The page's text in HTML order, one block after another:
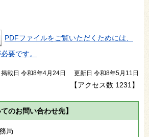
PDFファイルをご覧いただくためには、
要です。
掲載日 令和8年4月24日 更新日 令和8年5月11日
【アクセス数 1231 】
のお問い合わせ先】
局